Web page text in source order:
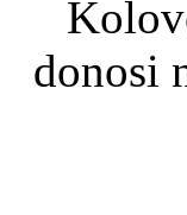
donosi